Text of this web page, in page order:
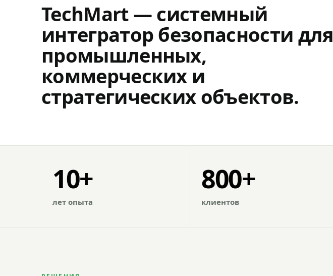
TechMart — системный
интегратор безопасности для
промышленных,
коммерческих и
стратегических объектов.
10+
лет опыта
800+
клиентов